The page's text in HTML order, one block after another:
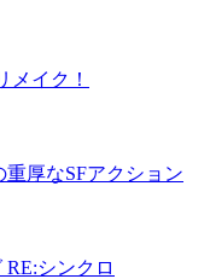
メイク！
厚なSFアクション
シンクロ